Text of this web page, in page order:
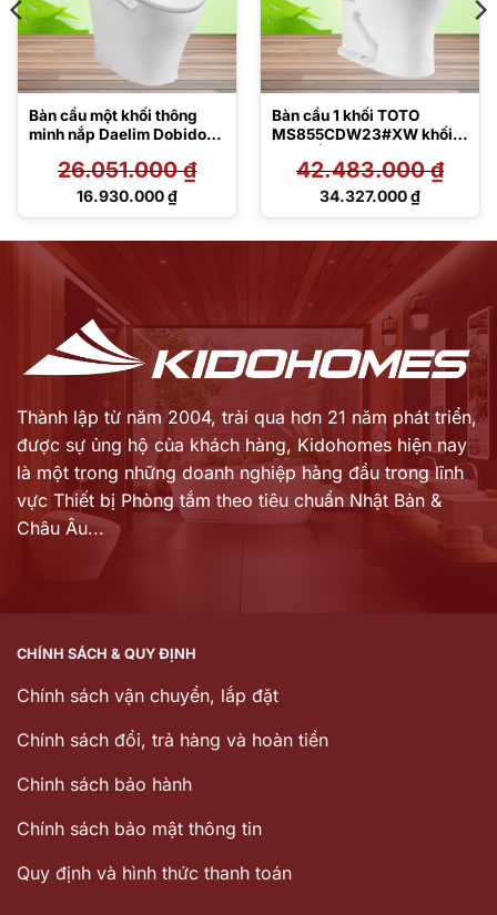
Bàn cầu một khối thông
minh nắp Daelim Dobidos
26.051.000₫
Giá
16.930.000₫
Giá
Bàn cầu 1 khối TOTO
MS855CDW23#XW khối
TCF47360GAA
42.483.000₫
Giá
42.483.000 ₫.
34.327.000₫
Giá
34.327.000 ₫.
Thành lập từ năm 2004, trải qua hơn 21 năm phát triển,
được sự ủng hộ của khách hàng, Kidohomes hiện nay
là một trong những doanh nghiệp hàng đầu trong lĩnh
vực Thiết bị Phòng tắm theo tiêu chuẩn Nhật Bản &
Châu Âu...
CHÍNH SÁCH & QUY ĐỊNH
Chính sách vận chuyển, lắp đặt
Chính sách đổi, trả hàng và hoàn tiền
Chinh sách bảo hành
Chính sách bảo mật thông tin
Quy định và hình thức thanh toán